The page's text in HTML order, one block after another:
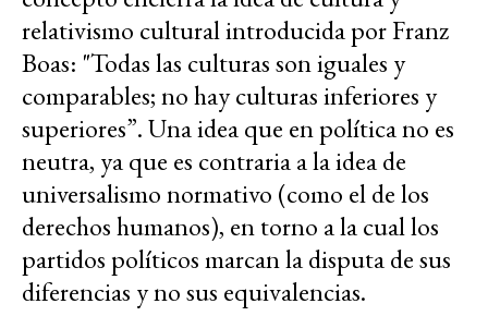
relativismo cultural introducida por Franz
Boas: "Todas las culturas son iguales y
comparables; no hay culturas inferiores y
superiores”. Una idea que en política no es
neutra, ya que es contraria a la idea de
universalismo normativo (como el de los
derechos humanos), en torno a la cual los
partidos políticos marcan la disputa de sus
diferencias y no sus equivalencias.